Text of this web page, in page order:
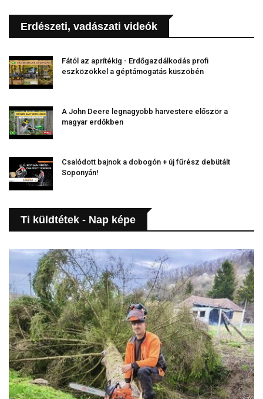
Erdészeti, vadászati videók
Fától az aprítékig - Erdőgazdálkodás profi
eszközökkel a géptámogatás küszöbén
A John Deere legnagyobb harvestere először a
magyar erdőkben
Csalódott bajnok a dobogón + új fűrész debütált
Soponyán!
Ti küldtétek - Nap képe